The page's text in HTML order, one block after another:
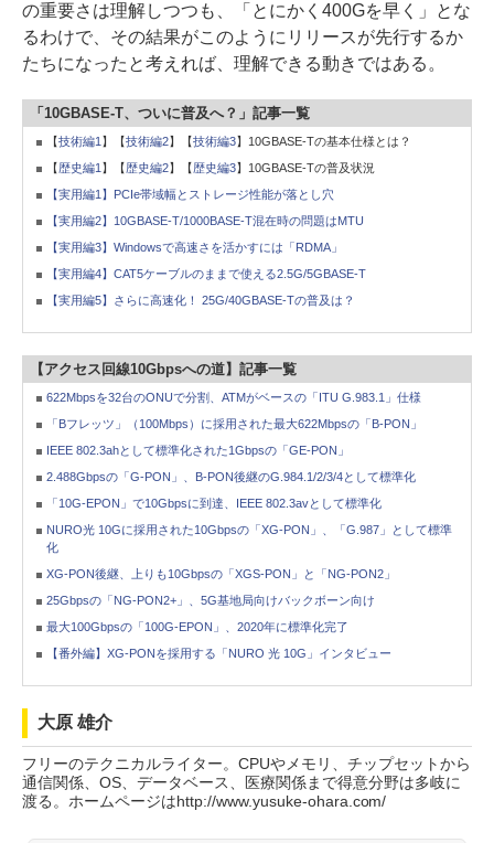
の重要さは理解しつつも、「とにかく400Gを早く」とな
るわけで、その結果がこのようにリリースが先行するか
たちになったと考えれば、理解できる動きではある。
「10GBASE-T、ついに普及へ？」記事一覧
【技術編1】【技術編2】【技術編3】10GBASE-Tの基本仕様とは？
【歴史編1】【歴史編2】【歴史編3】10GBASE-Tの普及状況
【実用編1】PCIe帯域幅とストレージ性能が落とし穴
【実用編2】10GBASE-T/1000BASE-T混在時の問題はMTU
【実用編3】Windowsで高速さを活かすには「RDMA」
【実用編4】CAT5ケーブルのままで使える2.5G/5GBASE-T
【実用編5】さらに高速化！ 25G/40GBASE-Tの普及は？
【アクセス回線10Gbpsへの道】記事一覧
622Mbpsを32台のONUで分割、ATMがベースの「ITU G.983.1」仕様
「Bフレッツ」（100Mbps）に採用された最大622Mbpsの「B-PON」
IEEE 802.3ahとして標準化された1Gbpsの「GE-PON」
2.488Gbpsの「G-PON」、B-PON後継のG.984.1/2/3/4として標準化
「10G-EPON」で10Gbpsに到達、IEEE 802.3avとして標準化
NURO光 10Gに採用された10Gbpsの「XG-PON」、「G.987」として標準
化
XG-PON後継、上りも10Gbpsの「XGS-PON」と「NG-PON2」
25Gbpsの「NG-PON2+」、5G基地局向けバックボーン向け
最大100Gbpsの「100G-EPON」、2020年に標準化完了
【番外編】XG-PONを採用する「NURO 光 10G」インタビュー
大原 雄介
フリーのテクニカルライター。CPUやメモリ、チップセットから
通信関係、OS、データベース、医療関係まで得意分野は多岐に
渡る。ホームページはhttp://www.yusuke-ohara.com/